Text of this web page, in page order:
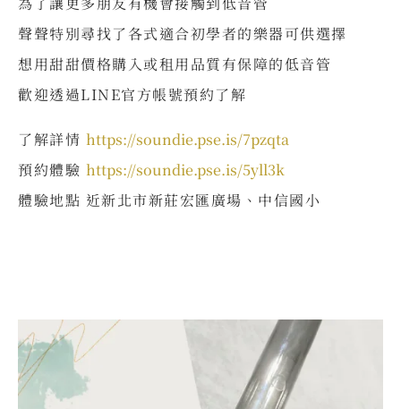
聲聲特別尋找了各式適合初學者的樂器可供選擇
想用甜甜價格購入或租用品質有保障的低音管
歡迎透過LINE官方帳號預約了解
了解詳情 https://soundie.pse.is/7pzqta
預約體驗 https://soundie.pse.is/5yll3k
體驗地點 近新北市新莊宏匯廣場、中信國小